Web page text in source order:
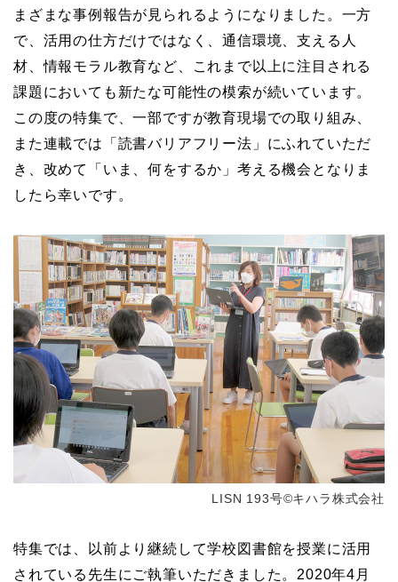
まざまな事例報告が見られるようになりました。一方
で、活用の仕方だけではなく、通信環境、支える人
材、情報モラル教育など、これまで以上に注目される
課題においても新たな可能性の模索が続いています。
この度の特集で、一部ですが教育現場での取り組み、
また連載では「読書バリアフリー法」にふれていただ
き、改めて「いま、何をするか」考える機会となりま
したら幸いです。
LISN 193号©キハラ株式会社
特集では、以前より継続して学校図書館を授業に活用
されている先生にご執筆いただきました。2020年4月